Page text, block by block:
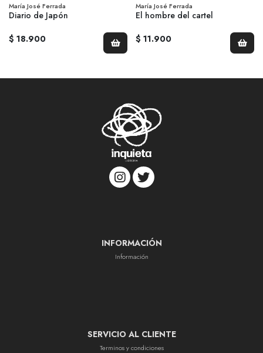
María José Ferrada
Diario de Japón
$ 18.900
María José Ferrada
El hombre del cartel
$ 11.900
INFORMACIÓN
Información
SERVICIO AL CLIENTE
Terminos y condiciones